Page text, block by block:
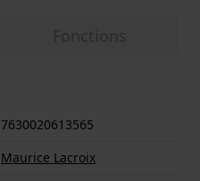
7630020613565
Maurice Lacroix